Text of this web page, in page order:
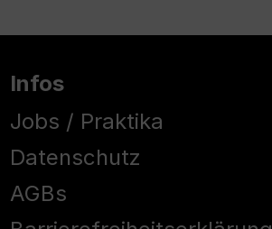
Infos
Jobs / Praktika
Datenschutz
AGBs